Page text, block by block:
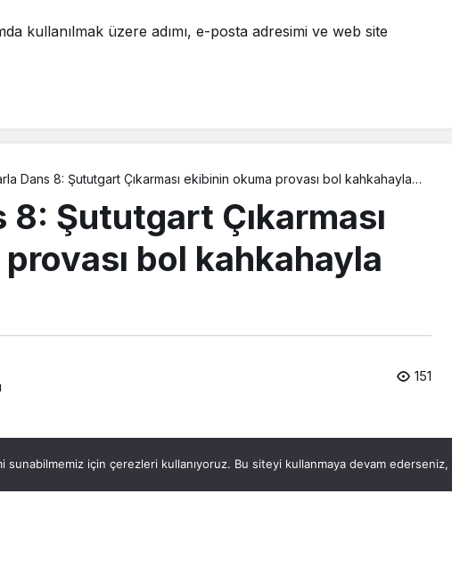
kullanılmak üzere adımı, e-posta adresimi ve web site
Dans 8: Şututgart Çıkarması ekibinin okuma provası bol kahkahayla
Şututgart Çıkarması
bol kahkahayla
151
BEĞEN PAYLAŞ
için çerezleri kullanıyoruz. Bu siteyi kullanmaya devam